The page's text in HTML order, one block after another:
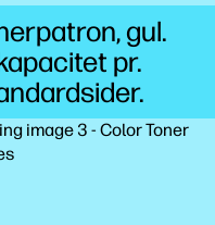
gul.
pr.